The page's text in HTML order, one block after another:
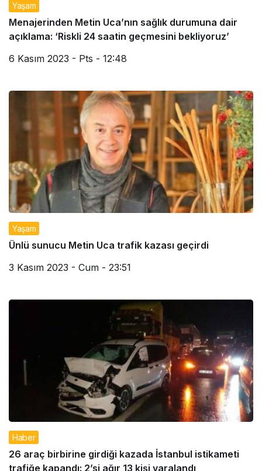
Yaşam
Menajerinden Metin Uca’nın sağlık durumuna dair
açıklama: ‘Riskli 24 saatin geçmesini bekliyoruz’
6 Kasım 2023 - Pts - 12:48
Yaşam
Ünlü sunucu Metin Uca trafik kazası geçirdi
3 Kasım 2023 - Cum - 23:51
Haber
26 araç birbirine girdiği kazada İstanbul istikameti
trafiğe kapandı: 2’si ağır 13 kişi yaralandı